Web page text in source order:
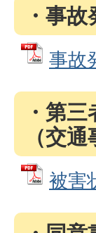
・事
事故
・第
（交
被害